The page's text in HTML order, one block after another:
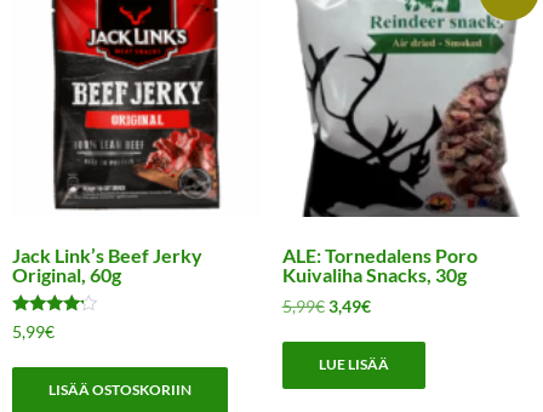
Jack Link’s Beef Jerky
Original, 60g
Arvostelu
tuotteesta:
/ 5
5,99€
LISÄÄ OSTOSKORIIN
ALE: Tornedalens Poro
Kuivaliha Snacks, 30g
5,99€ Alkuperäinen
3,49€Nykyinen
on:
LUE LISÄÄ